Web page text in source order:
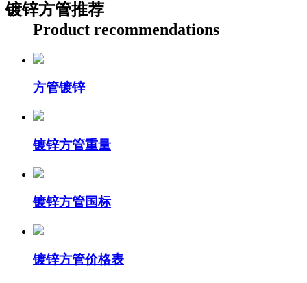
镀锌方管推荐
Product recommendations
方管镀锌
镀锌方管重量
镀锌方管国标
镀锌方管价格表